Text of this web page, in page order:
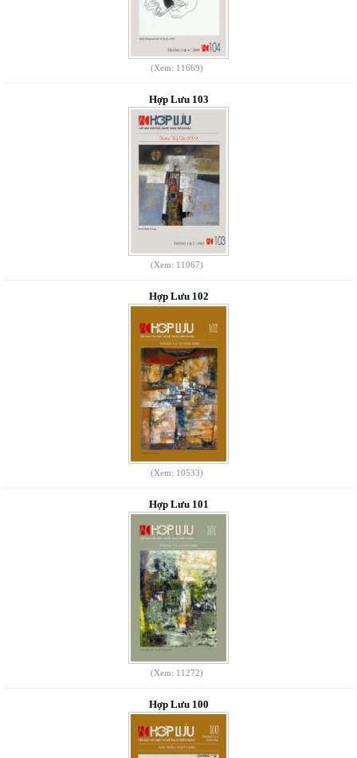
(Xem: 11669)
Hợp Lưu 103
(Xem: 11067)
Hợp Lưu 102
(Xem: 10533)
Hợp Lưu 101
(Xem: 11272)
Hợp Lưu 100